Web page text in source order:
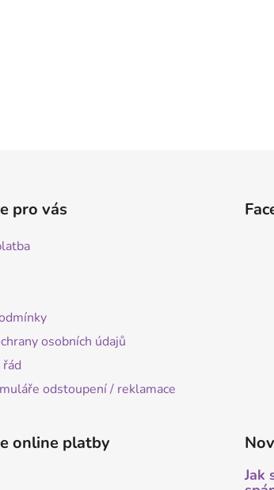
pro vás
osobních údajů
odstoupení / reklamace
online platby
Jak